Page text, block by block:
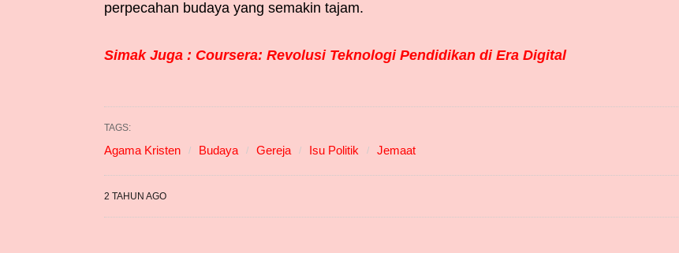
perpecahan budaya yang semakin tajam.
Simak Juga : Coursera: Revolusi Teknologi Pendidikan di Era Digital
TAGS:
Agama Kristen Budaya Gereja Isu Politik Jemaat
2 TAHUN AGO